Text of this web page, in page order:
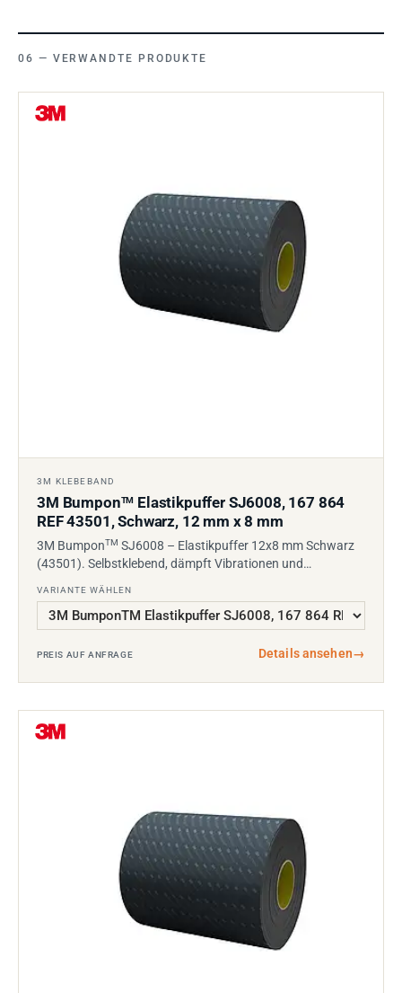
VERWANDTE PRODUKTE
3M KLEBEBAND
3M BumponTM Elastikpuffer SJ6008, 167 864
REF 43501, Schwarz, 12 mm x 8 mm
3M BumponTM SJ6008 – Elastikpuffer 12x8 mm Schwarz
(43501). Selbstklebend, dämpft Vibrationen und…
VARIANTE WÄHLEN
PREIS AUF ANFRAGE Details ansehen→